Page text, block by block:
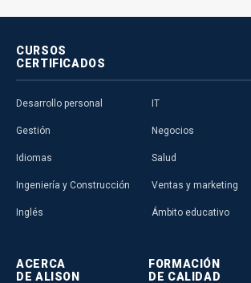
CURSOS
CERTIFICADOS
Desarrollo personal
Gestión
Idiomas
Ingeniería y Construcción
Inglés
IT
Negocios
Salud
Ventas y marketing
Ámbito educativo
ACERCA
DE ALISON
FORMACIÓN
DE CALIDAD